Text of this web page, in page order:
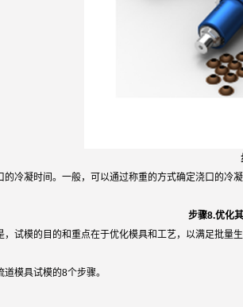
的冷凝时间。一般，可以通过称重的方式确定浇口的冷
步骤8.优化
，试模的目的和重点在于优化模具和工艺，以满足批量
模具试模的8个步骤。